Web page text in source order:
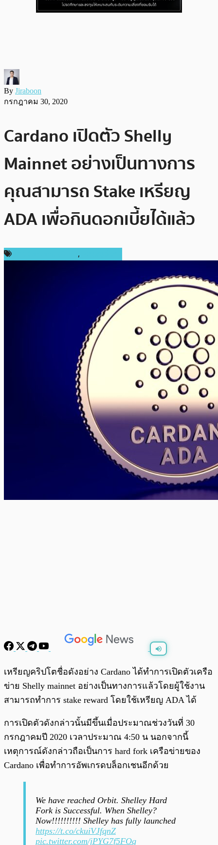
By Jiraboon
กรกฎาคม 30, 2020
Cardano เปิดตัว Shelly
Mainnet อย่างเป็นทางการ
คุณสามารถ Stake เหรียญ
ADA เพื่อกินดอกเบี้ยได้แล้ว
,
พร้อมเล่น 0:00 0:00
เหรียญคริปโตชื่อดังอย่าง Cardano ได้ทำการเปิดตัวเครือ
ข่าย Shelly mainnet อย่างเป็นทางการแล้วโดยผู้ใช้งาน
สามารถทำการ stake reward โดยใช้เหรียญ ADA ได้
การเปิดตัวดังกล่าวนั้นมีขึ้นเมื่อประมาณช่วงวันที่ 30
กรกฎาคมปี 2020 เวลาประมาณ 4:50 น นอกจากนี้
เหตุการณ์ดังกล่าวถือเป็นการ hard fork เครือข่ายของ
Cardano เพื่อทำการอัพเกรดบล็อกเชนอีกด้วย
We have reached Orbit. Shelley Hard
Fork is Successful. When Shelley?
Now!!!!!!!!!! Shelley has fully launched
https://t.co/ckuiVJfqnZ
pic.twitter.com/jPYG7f5FOq